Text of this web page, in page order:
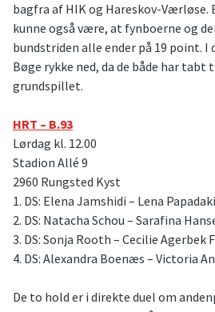
bagfra af HIK og Hareskov-Værløse.
kunne også være, at fynboerne og
bundstriden alle ender på 19 point.
Bøge rykke ned, da de både har tabt
grundspillet.
HRT – B.93
Lørdag kl. 12.00
Stadion Allé 9
2960 Rungsted Kyst
1. DS: Elena Jamshidi – Lena
2. DS: Natacha Schou – Sarafina
3. DS: Sonja Rooth – Cecilie Agerbek
4. DS: Alexandra Boenæs – Victoria
De to hold er i direkte duel om